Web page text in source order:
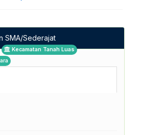
SMA/Sederajat
Kecamatan Tanah Luas